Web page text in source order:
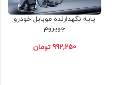
پایه نگهدارنده موبایل خودرو
جویروم
تومان